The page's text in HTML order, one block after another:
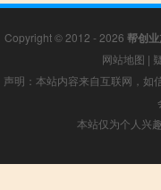
Copyright © 2012 - 2026 帮创
网站地图 |
声明：本站内容来自互联网，如
本站仅为个人兴